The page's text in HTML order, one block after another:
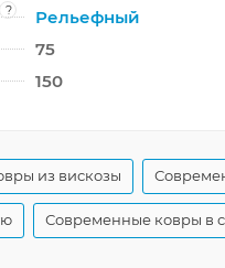
?
Рельефный
75
150
из вискозы
Современные ковры в